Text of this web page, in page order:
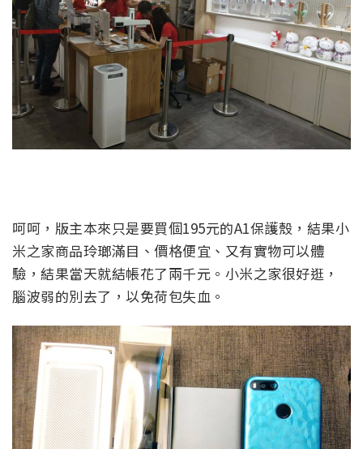
呵呵，版主本來只是要買個195元的A1保護殼，結果小
米之家商品玲瑯滿目、價格便宜、又有實物可以體
驗，結果當天就結帳花了兩千元。小米之家很好逛，
腦波弱的別去了，以免荷包失血。